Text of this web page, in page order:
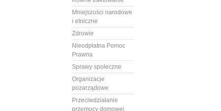
Mniejszości narodowe
i etniczne
Zdrowie
Nieodpłatna Pomoc
Prawna
Sprawy społeczne
Organizacje
pozarządowe
Przeciwdziałanie
przemocy domowej